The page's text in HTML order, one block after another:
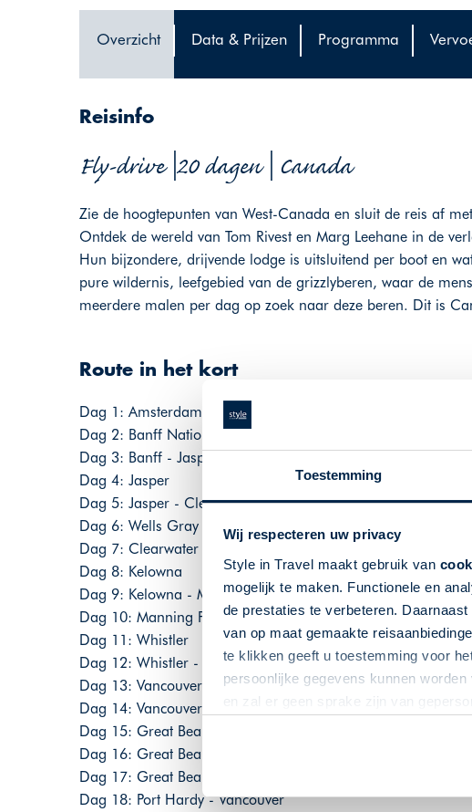
Toestemming
Wij respecteren uw privacy
Style in Travel maakt gebruik van
mogelijk te maken. Functionele en
de prestaties te verbeteren.
van op maat gemaakte
te klikken geeft u toestemming voor
persoonlijke gegevens kunnen
en zal er geen sprake zijn van
Overzicht Data & Prijzen Programma
Reisinfo
Fly-drive |20 dagen | Canada
Zie de hoogtepunten van West-Canada en sluit de reis af
Ontdek de wereld van Tom Rivest en Marg Leehane in de
Hun bijzondere, drijvende lodge is uitsluitend per boot en
pure wildernis, leefgebied van de grizzlyberen, waar de
meerdere malen per dag op zoek naar deze beren. Dit is
Route in het kort
Dag 1: Amsterdam - Calgary - Banff, 125 km
Dag 2: Banff National Park
Dag 3: Banff - Jasper, 300 km
Dag 4: Jasper
Dag 5: Jasper - Clearwater, 320 km
Dag 6: Wells Gray Provincial Park
Dag 7: Clearwater - Kelowna, 300 km
Dag 8: Kelowna
Dag 9: Kelowna - Manning Park, 225 km
Dag 10: Manning Park - Whistler, 335 km
Dag 11: Whistler
Dag 12: Whistler - Vancouver, 125 km
Dag 13: Vancouver
Dag 14: Vancouver- Great Bear Lodge
Dag 15: Great Bear Lodge
Dag 16: Great Bear Lodge
Dag 17: Great Bear Lodge - Port Hardy
Dag 18: Port Hardy - Vancouver